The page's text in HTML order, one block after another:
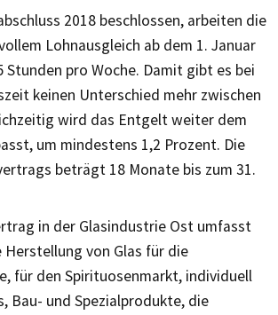
2018 beschlossen, arbeiten die
Lohnausgleich ab dem 1. Januar
Stunden pro Woche. Damit gibt es bei
keinen Unterschied mehr zwischen
wird das Entgelt weiter dem
um mindestens 1,2 Prozent. Die
beträgt 18 Monate bis zum 31.
in der Glasindustrie Ost umfasst
von Glas für die
für den Spirituosenmarkt, individuell
Bau- und Spezialprodukte, die